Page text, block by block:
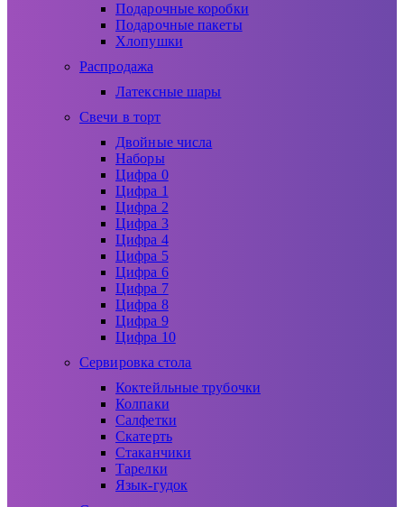
Подарочные коробки
Подарочные пакеты
Хлопушки
Распродажа
Латексные шары
Свечи в торт
Двойные числа
Наборы
Цифра 0
Цифра 1
Цифра 2
Цифра 3
Цифра 4
Цифра 5
Цифра 6
Цифра 7
Цифра 8
Цифра 9
Цифра 10
Сервировка стола
Коктейльные трубочки
Колпаки
Салфетки
Скатерть
Стаканчики
Тарелки
Язык-гудок